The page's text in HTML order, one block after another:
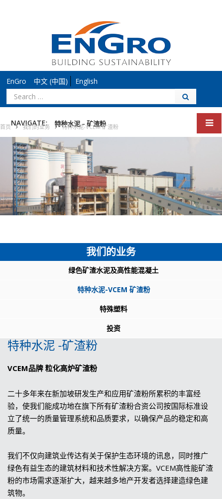
EnGro 中文 (中国)
English
NAVIGATE:
特种水泥 – 矿渣粉
首页 我们的业务 特种水泥-VCEM 矿渣粉
我们的业务
绿色矿渣水泥及高性能混凝土
特种水泥-VCEM 矿渣粉
特殊塑料
投资
特种水泥 -矿渣粉
VCEM品牌 粒化高炉矿渣粉
二十多年来在新加坡研发生产和应用矿渣粉所累积的丰富经
验，使我们能成功地在旗下所有矿渣粉合资公司按国际标准设
立了统一的质量管理系统和品质要求，以确保产品的稳定和高
质量。
我们不仅向建筑业传达有关于保护生态环境的讯息，同时推广
绿色有益生态的建筑材料和技术性解决方案。VCEM高性能矿渣
粉的市场需求逐渐扩大，越来越多地产开发者选择建造绿色建
筑物。